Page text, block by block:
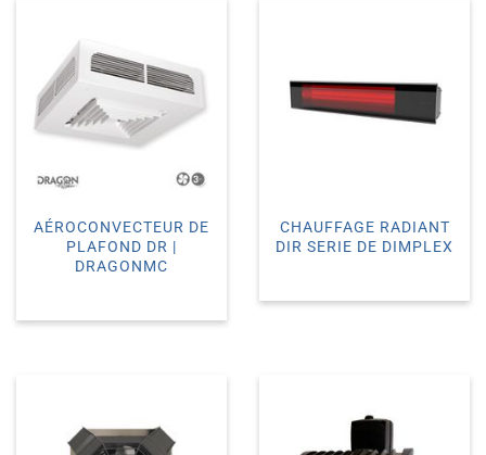
AÉROCONVECTEUR DE
PLAFOND DR |
DRAGONMC
CHAUFFAGE RADIANT
DIR SERIE DE DIMPLEX